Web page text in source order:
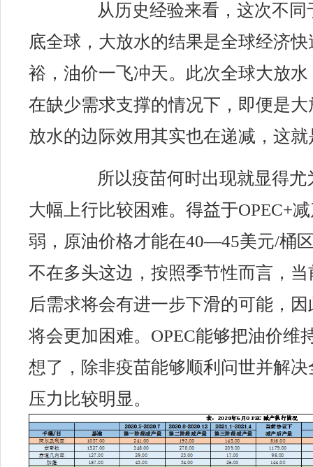
从历史经验来看，这次不
底全球，大放水的结果是全球经济
裕，油价一飞冲天。此次全球大放
在缺少需求支撑的情况下，即便是
放水的边际效用其实也在递减，这就
所以疫苗何时出现就显得尤
大幅上行比较困难。得益于OPEC+
弱，原油价格才能在40—45美元/桶
不在多头这边，按照季节性而言，
后需求将会有进一步下滑的可能，
将会更加困难。 OPEC能够把油价维
想了，除非疫苗能够顺利问世并解
压力比较明显。